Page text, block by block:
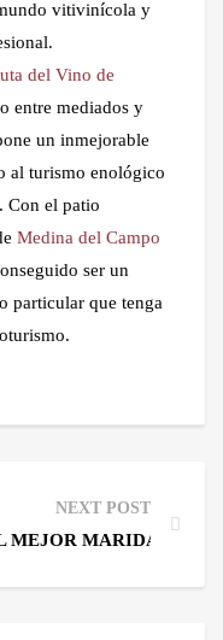
vitivinícola y
del Vino de
entre mediados y
un inmejorable
al turismo enológico
Con el patio
Medina del Campo
ser un
particular que tenga
ESPAÑA
NEXT POST
MEJOR MARIDAJE DE